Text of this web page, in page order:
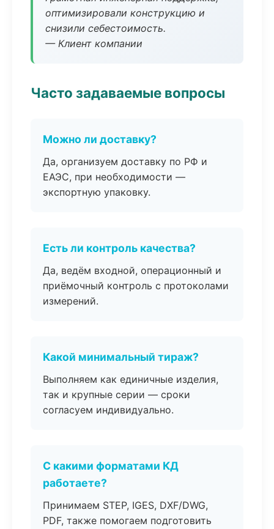
оптимизировали конструкцию и
снизили себестоимость.
— Клиент компании
Часто задаваемые вопросы
Можно ли доставку?
Да, организуем доставку по РФ и
ЕАЭС, при необходимости —
экспортную упаковку.
Есть ли контроль качества?
Да, ведём входной, операционный и
приёмочный контроль с протоколами
измерений.
Какой минимальный тираж?
Выполняем как единичные изделия,
так и крупные серии — сроки
согласуем индивидуально.
С какими форматами КД
работаете?
Принимаем STEP, IGES, DXF/DWG,
PDF, также помогаем подготовить